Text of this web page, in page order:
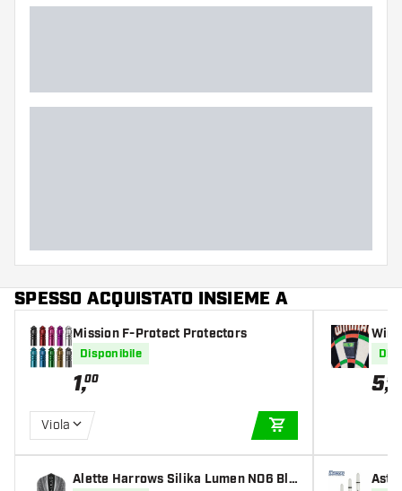
SPESSO ACQUISTATO INSIEME A
Mission F-Protect Protectors
Disponibile
1,00
Viola
Alette Harrows Silika Lumen NO6 Bla
a
5,95